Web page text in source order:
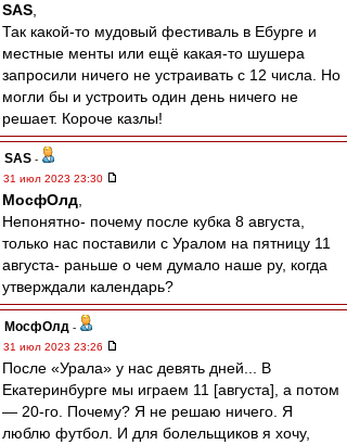
SAS
Так какой-то мудовый фестиваль в Ебурге и
местные менты или ещё какая-то шушера
запросили ничего не устраивать с 12 числа. Но
могли бы и устроить один день ничего не
решает. Короче казлы!
SAS -
31 июл 2023 23:30
МосфОлд
Непонятно- почему после кубка 8 августа,
только нас поставили с Уралом на пятницу 11
августа- раньше о чем думало наше ру, когда
утверждали календарь?
МосфОлд -
31 июл 2023 23:26
После «Урала» у нас девять дней... В
Екатеринбурге мы играем 11 [августа], а потом
— 20-го. Почему? Я не решаю ничего. Я
люблю футбол. И для болельщиков я хочу,